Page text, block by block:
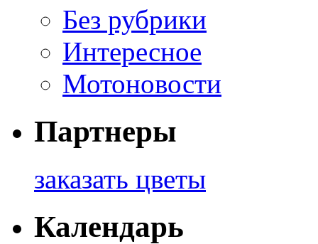
Без рубрики
Интересное
Мотоновости
Партнеры
заказать цветы
Календарь